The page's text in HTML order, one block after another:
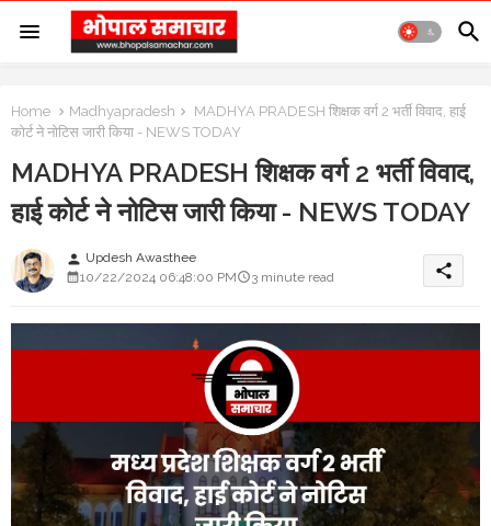
Home Madhyapradesh
MADHYA PRADESH शिक्षक वर्ग 2 भर्ती विवाद, हाई
कोर्ट ने नोटिस जारी किया - NEWS TODAY
MADHYA PRADESH शिक्षक वर्ग 2 भर्ती विवाद,
हाई कोर्ट ने नोटिस जारी किया - NEWS TODAY
person Updesh Awasthee
10/22/2024 06:48:00 PM
3 minute read share